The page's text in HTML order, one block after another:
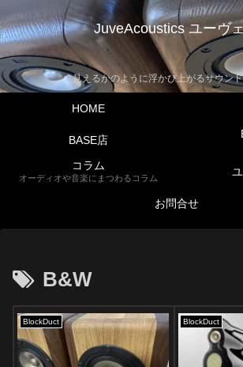
JuveAcoustics ユー
見えるかのように浮かび上がるサウン
HOME
BASE店
コラム
オーディオや音楽にまつわるコラム
お問合せ
B&W
BlockDuct BlockDuct